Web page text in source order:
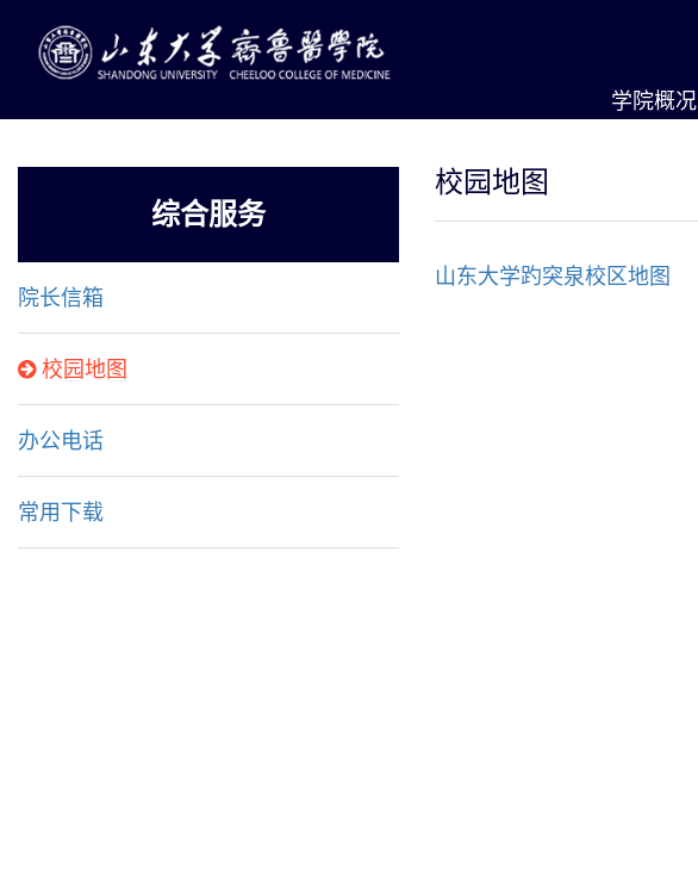
学院概况
综合服务
院长信箱
校园地图
办公电话
常用下载
校园地图
山东大学趵突泉校区地图